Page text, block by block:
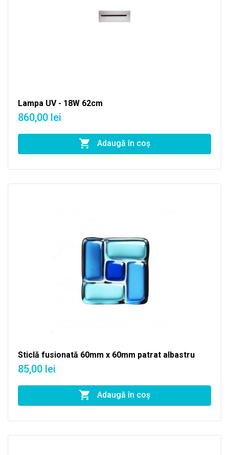
Lampa UV - 18W 62cm
860,00 lei
Adaugă în coş
Sticlă fusionată 60mm x 60mm patrat albastru
85,00 lei
Adaugă în coş